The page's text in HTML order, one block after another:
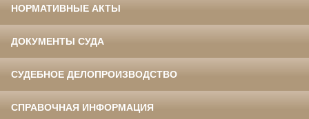
НОРМАТИВНЫЕ АКТЫ
ДОКУМЕНТЫ СУДА
СУДЕБНОЕ ДЕЛОПРОИЗВОДСТВО
СПРАВОЧНАЯ ИНФОРМАЦИЯ